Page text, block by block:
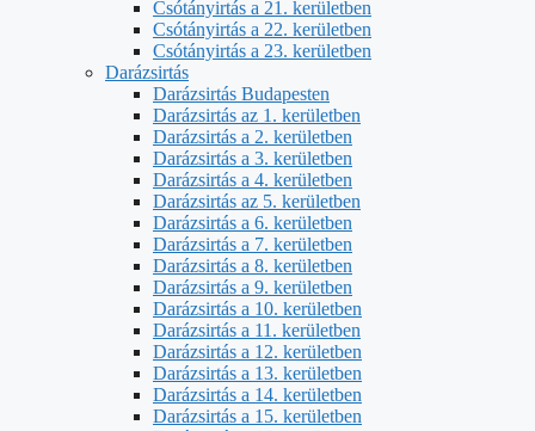
Csótányirtás a 21. kerületben
Csótányirtás a 22. kerületben
Csótányirtás a 23. kerületben
Darázsirtás
Darázsirtás Budapesten
Darázsirtás az 1. kerületben
Darázsirtás a 2. kerületben
Darázsirtás a 3. kerületben
Darázsirtás a 4. kerületben
Darázsirtás az 5. kerületben
Darázsirtás a 6. kerületben
Darázsirtás a 7. kerületben
Darázsirtás a 8. kerületben
Darázsirtás a 9. kerületben
Darázsirtás a 10. kerületben
Darázsirtás a 11. kerületben
Darázsirtás a 12. kerületben
Darázsirtás a 13. kerületben
Darázsirtás a 14. kerületben
Darázsirtás a 15. kerületben